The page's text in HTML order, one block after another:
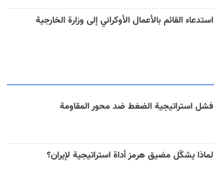
استدعاء القائم بالأعمال الأوكراني إلى وزارة الخارجية
فشل استراتيجية الضغط ضد محور المقاومة
لماذا يشكّل مضيق هرمز أداة استراتيجية لإيران؟